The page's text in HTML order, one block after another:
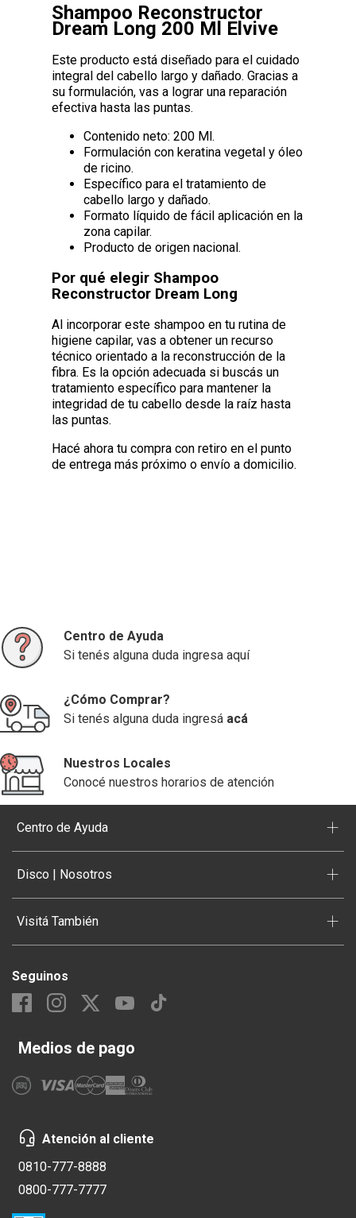
Shampoo Reconstructor
Dream Long 200 Ml Elvive
Este producto está diseñado para el cuidado
integral del cabello largo y dañado. Gracias a
su formulación, vas a lograr una reparación
efectiva hasta las puntas.
Contenido neto: 200 Ml.
Formulación con keratina vegetal y óleo
de ricino.
Específico para el tratamiento de
cabello largo y dañado.
Formato líquido de fácil aplicación en la
zona capilar.
Producto de origen nacional.
Por qué elegir Shampoo
Reconstructor Dream Long
Al incorporar este shampoo en tu rutina de
higiene capilar, vas a obtener un recurso
técnico orientado a la reconstrucción de la
fibra. Es la opción adecuada si buscás un
tratamiento específico para mantener la
integridad de tu cabello desde la raíz hasta
las puntas.
Hacé ahora tu compra con retiro en el punto
de entrega más próximo o envío a domicilio.
Centro de Ayuda
Si tenés alguna duda ingresa aquí
¿Cómo Comprar?
Si tenés alguna duda ingresá acá
Nuestros Locales
Conocé nuestros horarios de atención
Centro de Ayuda +
Disco | Nosotros +
Visitá También +
Seguinos
Medios de pago
Atención al cliente
0810-777-8888
0800-777-7777